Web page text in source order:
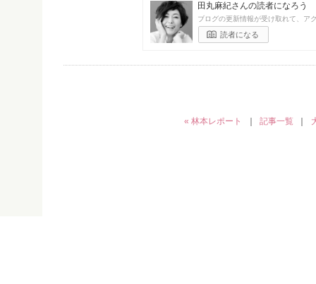
田丸麻紀さんの読者になろう
ブログの更新情報が受け取れて、ア
読者になる
« 林本レポート ｜記事一覧